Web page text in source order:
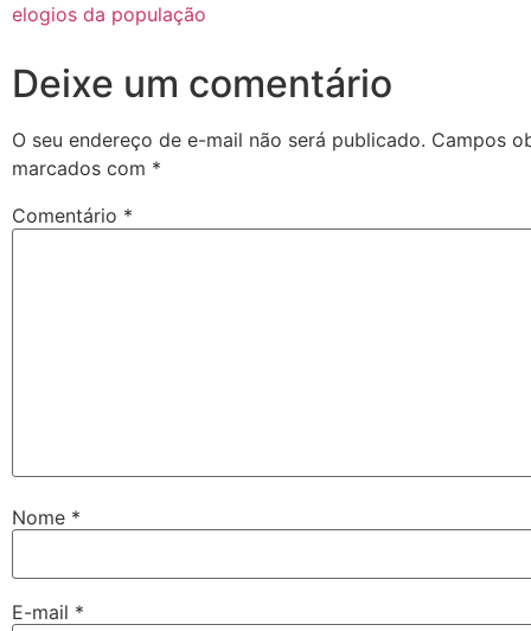
elogios da população
Deixe um comentário
O seu endereço de e-mail não será publicado. Campos
marcados com *
Comentário *
Nome *
E-mail *